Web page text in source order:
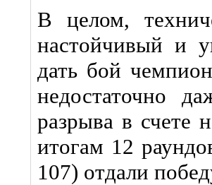
В целом,
настойчивый и
дать бой
недостаточно
разрыва в счете
итогам 12
107) отдали